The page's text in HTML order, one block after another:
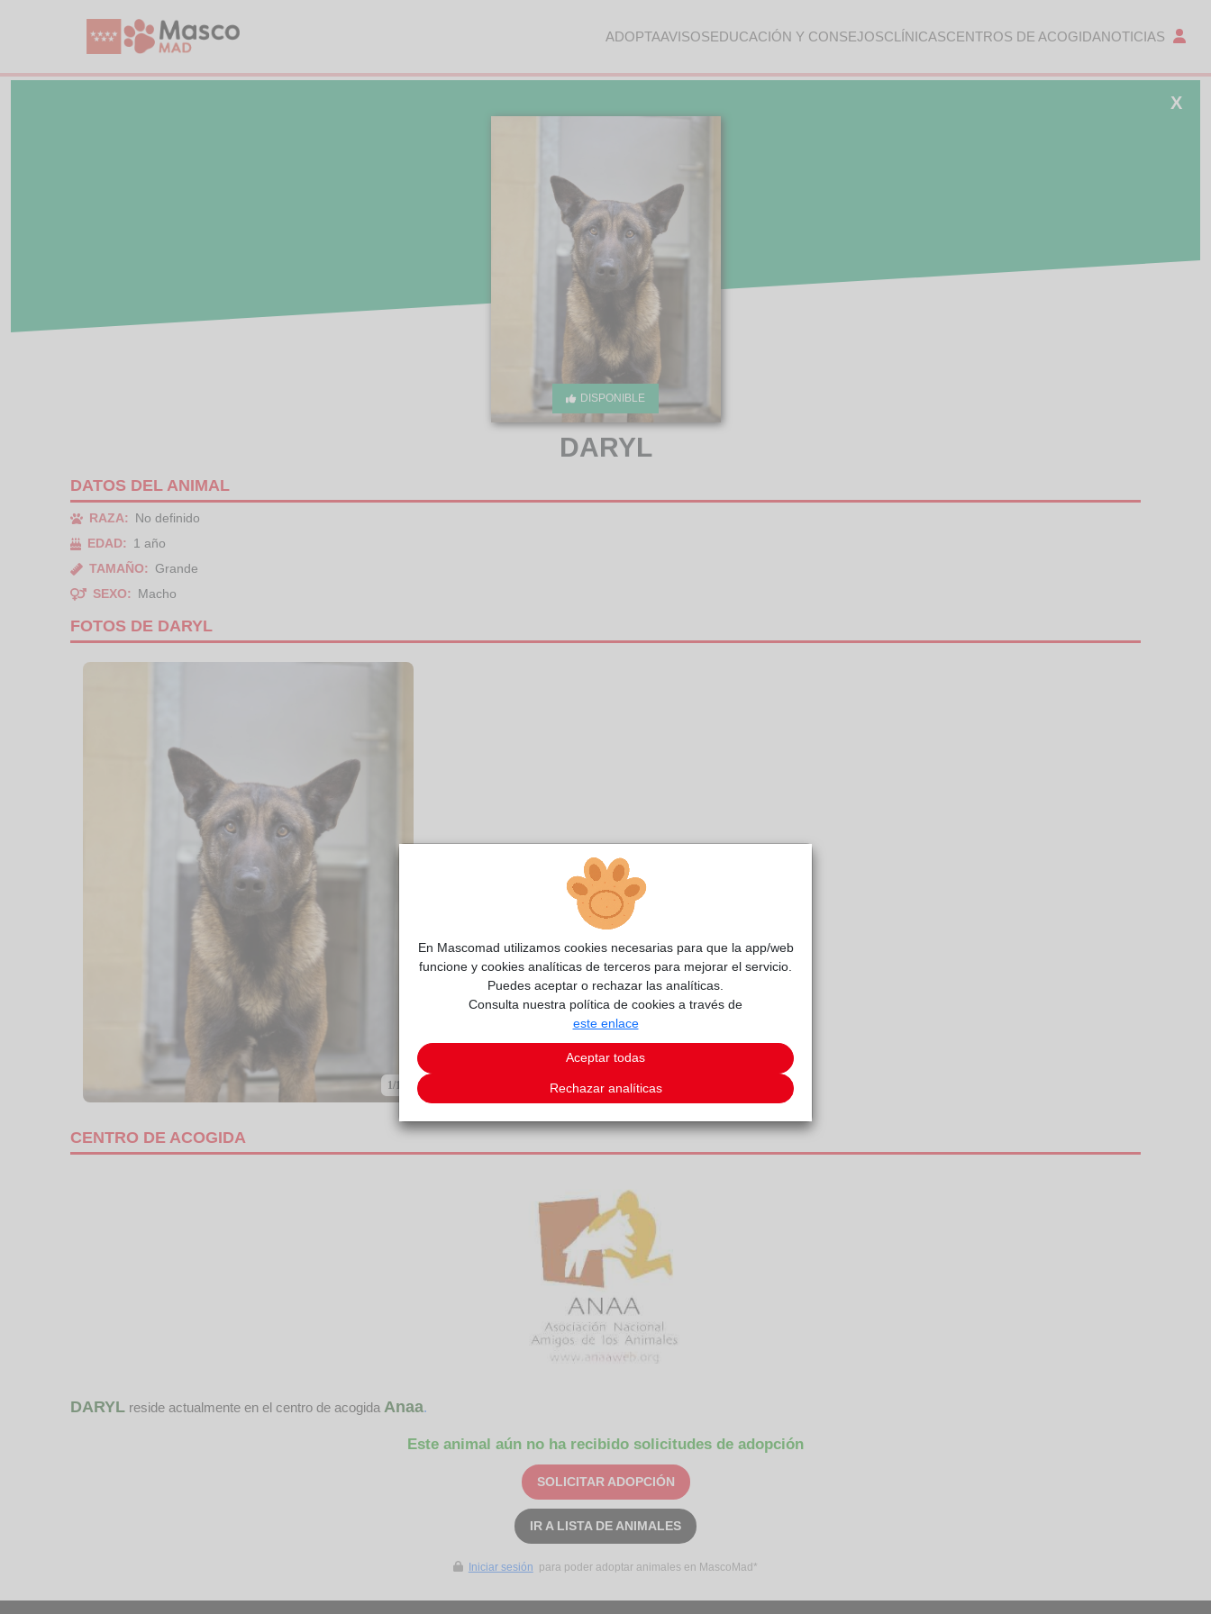
ADOPTAAVISOSEDUCACIÓN Y CONSEJOSCLÍNICASCENTROS DE ACOGIDANOTICIAS
DISPONIBLE
X
DARYL
DATOS DEL ANIMAL
RAZA:
No definido
EDAD:
1 año
TAMAÑO:
Grande
SEXO:
Macho
FOTOS DE DARYL
1/1
CENTRO DE ACOGIDA
DARYL reside actualmente en el centro de acogida Anaa.
Este animal aún no ha recibido solicitudes de adopción
SOLICITAR ADOPCIÓN
IR A LISTA DE ANIMALES
Iniciar sesión para poder adoptar animales en MascoMad*
En Mascomad utilizamos cookies necesarias para que la app/web
funcione y cookies analíticas de terceros para mejorar el servicio.
Puedes aceptar o rechazar las analíticas.
Consulta nuestra política de cookies a través de
este enlace
Aceptar todas
Rechazar analíticas